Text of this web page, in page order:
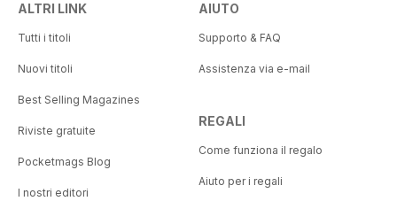
ALTRI LINK
Tutti i titoli
Nuovi titoli
Best Selling Magazines
Riviste gratuite
Pocketmags Blog
I nostri editori
AIUTO
Supporto & FAQ
Assistenza via e-mail
REGALI
Come funziona il regalo
Aiuto per i regali